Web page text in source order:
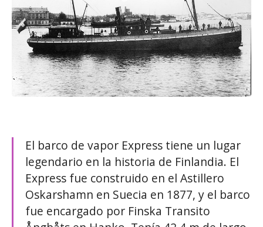
El barco de vapor Express tiene un lugar
legendario en la historia de Finlandia. El
Express fue construido en el Astillero
Oskarshamn en Suecia en 1877, y el barco
fue encargado por Finska Transito